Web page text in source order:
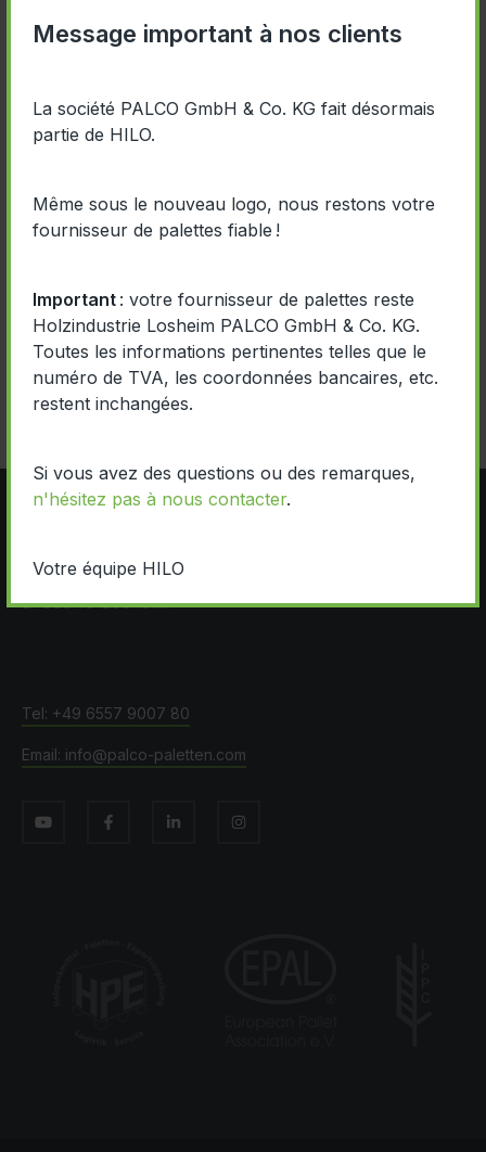
Message important à nos clients
La société PALCO GmbH & Co. KG fait désormais
partie de HILO.
Même sous le nouveau logo, nous restons votre
fournisseur de palettes fiable !
Important : votre fournisseur de palettes reste
Holzindustrie Losheim PALCO GmbH & Co. KG.
Toutes les informations pertinentes telles que le
numéro de TVA, les coordonnées bancaires, etc.
restent inchangées.
Si vous avez des questions ou des remarques,
n'hésitez pas à nous contacter.
Votre équipe HILO
Hallschlager Straße 2
D-53940 Losheim
+49 6557 9007 80
info@palco-paletten.com